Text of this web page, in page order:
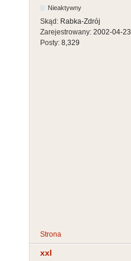
Nieaktywny
Skąd: Rabka-Zdrój
Zarejestrowany: 2002-04-23
Posty: 8,329
Strona
xxl